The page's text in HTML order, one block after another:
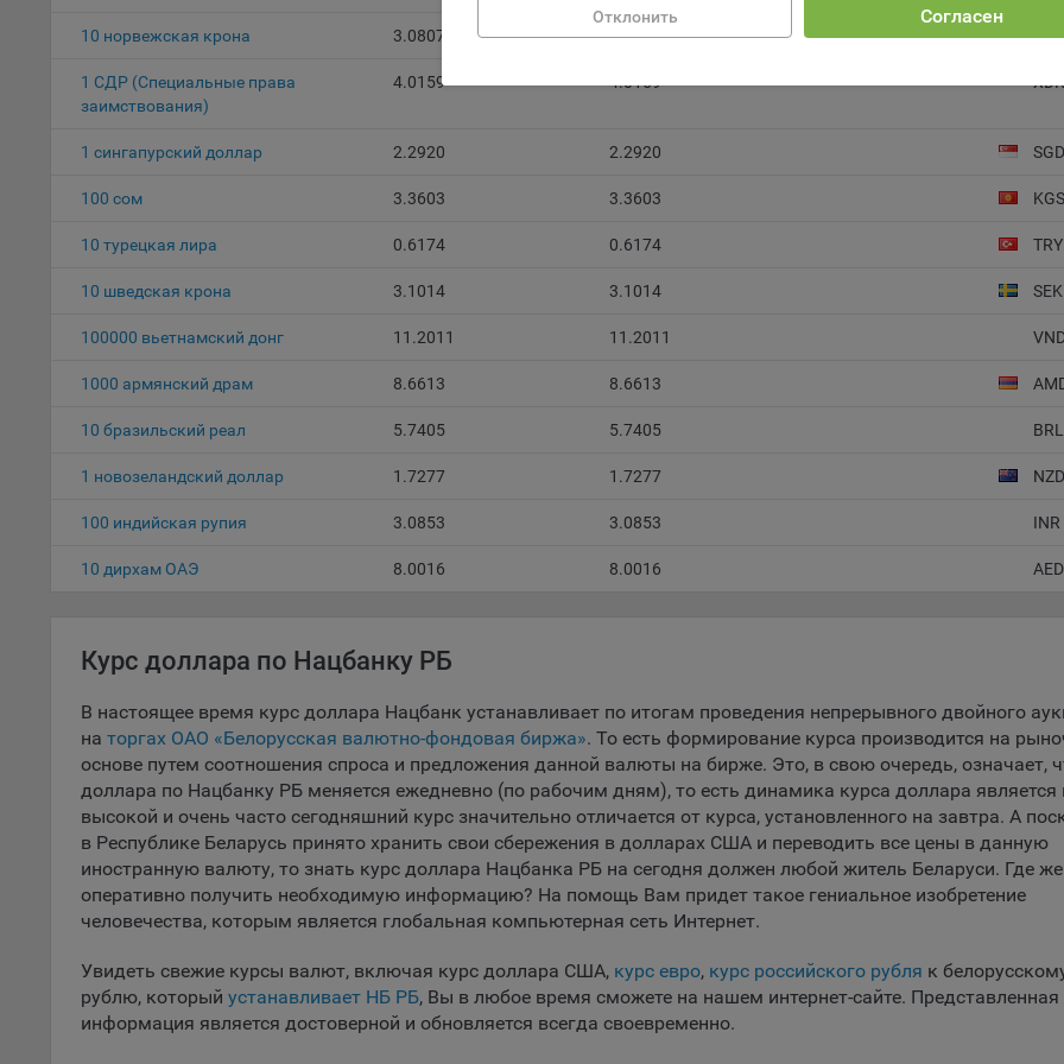
Согласен
Отклонить
настройках своего браузера.
дальнейшего улучшения работы сайтов;
5.4. Создание и предоставление персонализированной рекламы
9.1. Технические (обязательные) файлы cookie, например, применяемые при
комментария. Данные файлы cookie используются в целях обеспечения
пользователем, не могут быть отключены в системах. Вместе с тем,
уведомлял пользователя об их использовании — но в таком случае
Данные файлы cookie используются для обеспечения работы некоторых
пользователя, в том числе имени пользователя или выбора языка, и для
предпочтениях и позволяют Обществу «запомнить» информацию о
пользователем городе и других местных настройках для того, чтобы
соответствующим образом настраивать сайт.
9.4. Аналитические файлы cookie, например Яндекс.Метрика, Google
Данные файлы cookie собирают информацию о том, как пользователь
использовал сайты, и позволяют Обществу вносить в них улучшения.
Аналитические файлы cookie показывают, какие страницы сайта Общества
посещаются чаще всего, помогают выявлять трудности, возникающие при
Благодаря этому у Общества есть возможность составить представление
тенденциях использования сайта в целом. Общество использует
для анализа трафика на сайтах.
Сохранить мои изменения Сохранить по
10 норвежская крона 3.0807 3.0807
1 СДР (Специальные права
заимствования)
4.0159 4.0159 XDR
1 сингапурcкий доллар 2.2920 2.2920 SGD
100 сом 3.3603 3.3603 KGS
10 турецкая лира 0.6174 0.6174 TRY
10 шведская крона 3.1014 3.1014 SEK
100000 вьетнамский донг 11.2011 11.2011
1000 армянский драм 8.6613 8.6613
10 бразильский реал 5.7405 5.7405 BRL
1 новозеландский доллар 1.7277 1.7277 NZD
100 индийская рупия 3.0853 3.0853 INR
10 дирхам ОАЭ 8.0016 8.0016 AED
Курс доллара по Нацбанку РБ
В настоящее время курс доллара Нацбанк устанавливает по итогам проведения непрерывного двойного
на торгах ОАО «Белорусская валютно-фондовая биржа». То есть формирование курса производится на
основе путем соотношения спроса и предложения данной валюты на бирже. Это, в свою очередь, означает,
доллара по Нацбанку РБ меняется ежедневно (по рабочим дням), то есть динамика курса доллара является
высокой и очень часто сегодняшний курс значительно отличается от курса, установленного на завтра. А
в Республике Беларусь принято хранить свои сбережения в долларах США и переводить все цены в данную
иностранную валюту, то знать курс доллара Нацбанка РБ на сегодня должен любой житель Беларуси. Где
оперативно получить необходимую информацию? На помощь Вам придет такое гениальное изобретение
человечества, которым является глобальная компьютерная сеть Интернет.
Увидеть свежие курсы валют, включая курс доллара США, курс евро, курс российского рубля к
рублю, который устанавливает НБ РБ, Вы в любое время сможете на нашем интернет-сайте. Представленная
информация является достоверной и обновляется всегда своевременно.